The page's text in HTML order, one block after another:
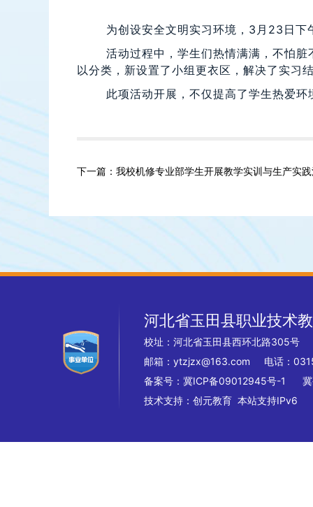
为创设安全文明实习环境，3月23日下午
活动过程中，学生们热情满满，不怕脏不
以分类，新设置了小组更衣区，解决了实习
此项活动开展，不仅提高了学生热爱环
下一篇：我校机修专业部学生开展教学实训与生产实
河北省玉田县职业技术
校址：河北省玉田县西环北路305号
邮箱：ytzjzx@163.com 电话：
备案号： 冀ICP备09012945号-1
技术支持： 创元教育 本站支持IPv6